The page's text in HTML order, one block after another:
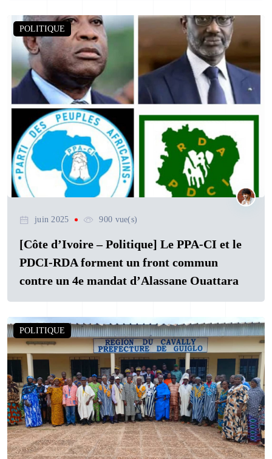
POLITIQUE
juin 2025 900 vue(s)
[Côte d’Ivoire – Politique] Le PPA-CI et le
PDCI-RDA forment un front commun
contre un 4e mandat d’Alassane Ouattara
POLITIQUE